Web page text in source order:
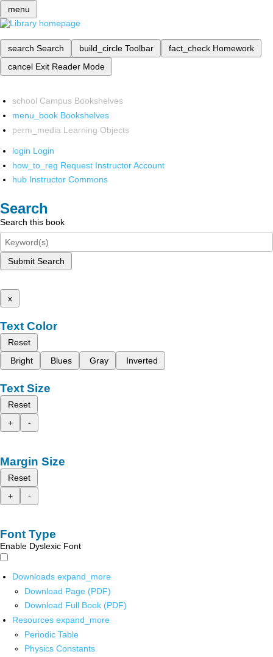
menu
search Search build_circle Toolbar fact_check Homework
cancel Exit Reader Mode
school Campus Bookshelves
menu_book Bookshelves
perm_media Learning Objects
login Login
how_to_reg Request Instructor Account
hub Instructor Commons
Search
Search this book
Submit Search
x
Text Color
Reset
Bright
Blues Gray Inverted
Text Size
Reset
+
-
Margin Size
Reset
+
-
Font Type
Enable Dyslexic Font
Downloads expand_more
Download Page (PDF)
Download Full Book (PDF)
Resources expand_more
Periodic Table
Physics Constants